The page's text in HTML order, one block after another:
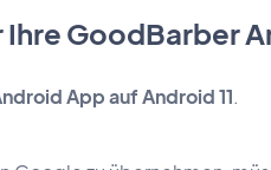
Ihre GoodBarber
App auf Android 11.